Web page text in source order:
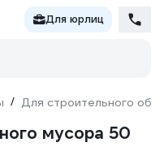
Для юрлиц
/ Для строительного
мусора 50